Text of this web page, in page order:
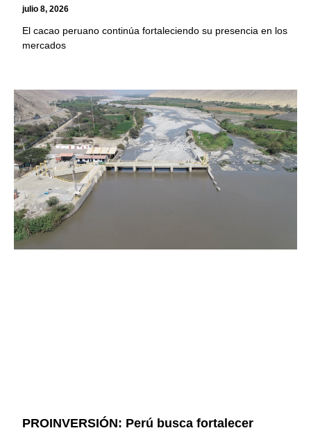
julio 8, 2026
El cacao peruano continúa fortaleciendo su presencia en los
mercados
PROINVERSIÓN: Perú busca fortalecer